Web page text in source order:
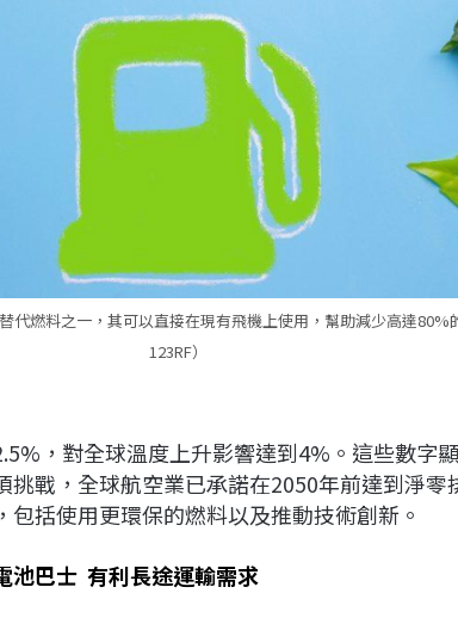
代燃料之一，其可以直接在現有飛機上使用，幫助減少高達80%
123RF）
，對全球溫度上升影響達到4%。這些數字
挑戰，全球航空業已承諾在2050年前達到淨零
括使用更環保的燃料以及推動技術創新。
池巴士 有利長途運輸需求